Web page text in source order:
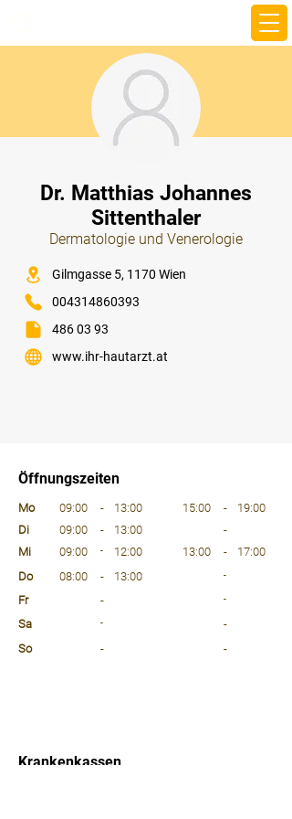
Dr. Matthias Johannes
Sittenthaler
Dermatologie und Venerologie
Gilmgasse 5, 1170 Wien
004314860393
486 03 93
www.ihr-hautarzt.at
Öffnungszeiten
Mo
09:00 - 13:00 15:00 -
19:00
Di
09:00 - 13:00
-
Mi
09:00 - 12:00 13:00 -
17:00
Do
08:00 - 13:00 -
Fr - -
Sa -
-
So
-
-
Krankenkassen